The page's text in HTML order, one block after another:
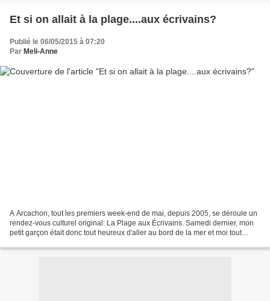
Et si on allait à la plage....aux écrivains?
Publié le 06/05/2015 à 07:20
Par Meli-Anne
A Arcachon, tout les premiers week-end de mai, depuis 2005, se déroule un
rendez-vous culturel original: La Plage aux Écrivains. Samedi dernier, mon
petit garçon était donc tout heureux d'aller au bord de la mer et moi tout